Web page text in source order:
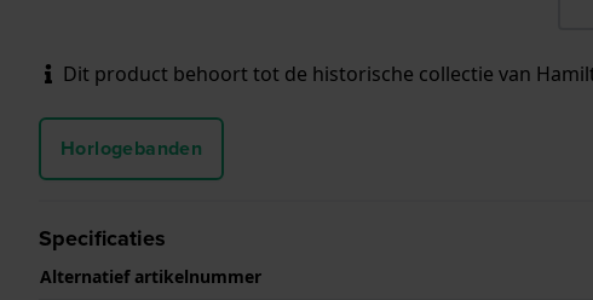
Dit product behoort tot de historische collectie van
Horlogebanden
Specificaties
Alternatief artikelnummer